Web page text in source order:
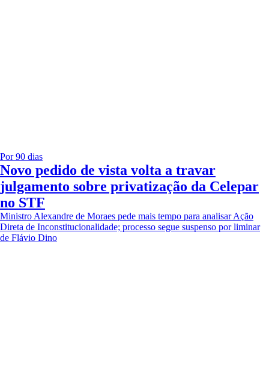
Por 90 dias
Novo pedido de vista volta a travar
julgamento sobre privatização da Celepar
no STF
Ministro Alexandre de Moraes pede mais tempo para analisar Ação
Direta de Inconstitucionalidade; processo segue suspenso por liminar
de Flávio Dino